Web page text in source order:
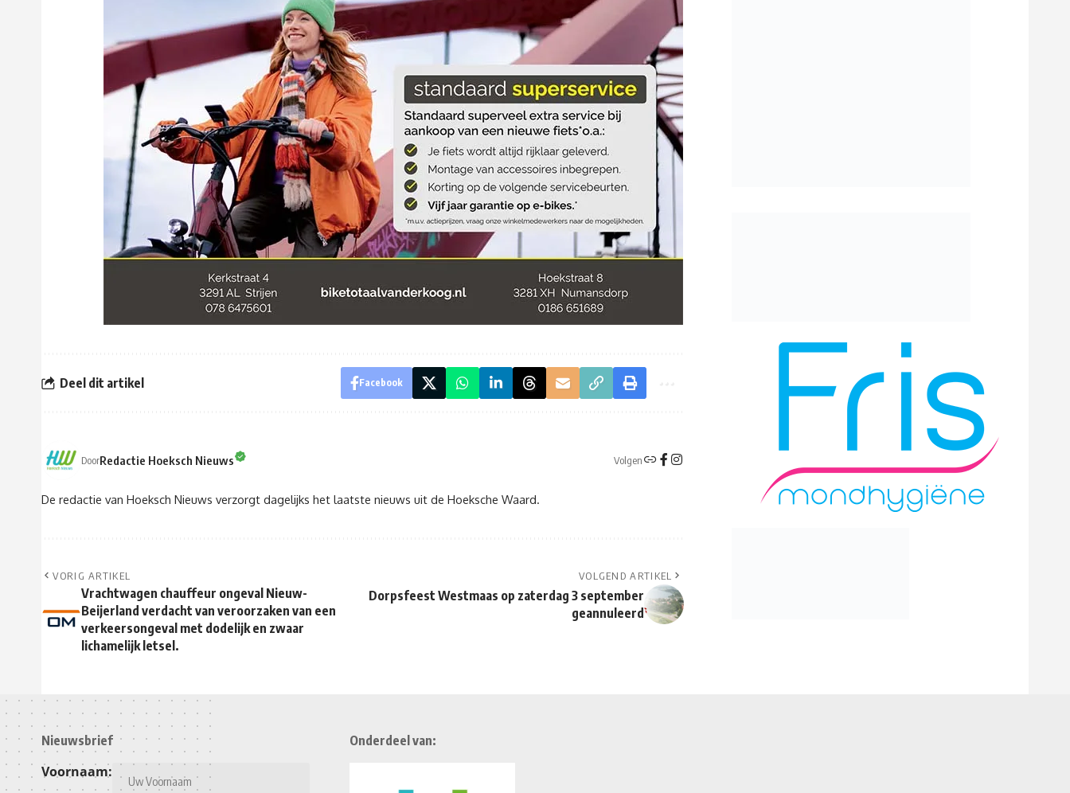
Deel dit artikel Facebook
DoorRedactie Hoeksch Nieuws Volgen
De redactie van Hoeksch Nieuws verzorgt dagelijks het laatste nieuws uit de Hoeksche Waard.
VORIG ARTIKEL
Vrachtwagen chauffeur ongeval Nieuw-
Beijerland verdacht van veroorzaken van een
verkeersongeval met dodelijk en zwaar
lichamelijk letsel.
VOLGEND ARTIKEL
Dorpsfeest Westmaas op zaterdag 3 september
geannuleerd
Nieuwsbrief
Voornaam:
Onderdeel van: